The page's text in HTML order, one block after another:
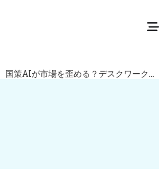
国策AIが市場を歪める？デスクワーク...